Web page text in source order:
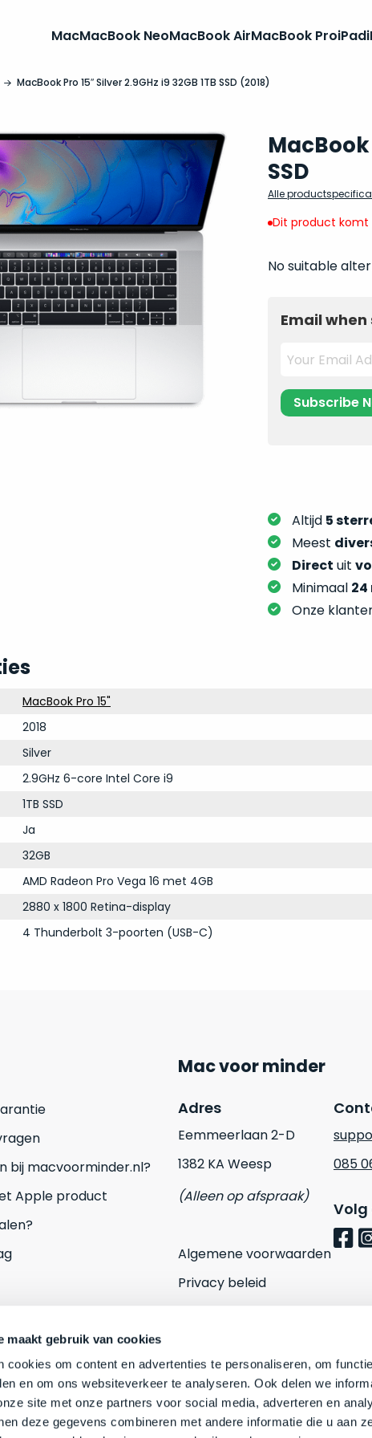
maakt gebruik van cookies
cookies om content en advertenties te personaliseren, om
en om ons websiteverkeer te analyseren. Ook delen we
site met onze partners voor social media, adverteren en
deze gegevens combineren met andere informatie die u aan
MacMacBook NeoMacBook AirMacBook ProiPad
MacBook Pro 15″ Silver 2.9GHz i9 32GB 1TB SSD (2018)
MacBook
SSD
Alle
Dit product komt
No suitable
Email
Altijd 5
Meest
Direct uit
Minimaal
Onze
MacBook Pro 15"
2018
Silver
2.9GHz 6-core Intel Core i9
1TB SSD
Ja
32GB
AMD Radeon Pro Vega 16 met 4GB
2880 x 1800 Retina-display
4 Thunderbolt 3-poorten (USB-C)
bij macvoorminder.nl?
Apple product
Mac voor minder
Adres
Eemmeerlaan 2-D
1382 KA Weesp
(Alleen op afspraak)
Algemene voorwaarden
Privacy beleid
085
Volg